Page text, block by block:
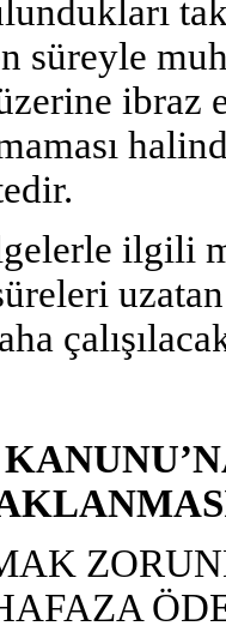
süreyle
ilgili